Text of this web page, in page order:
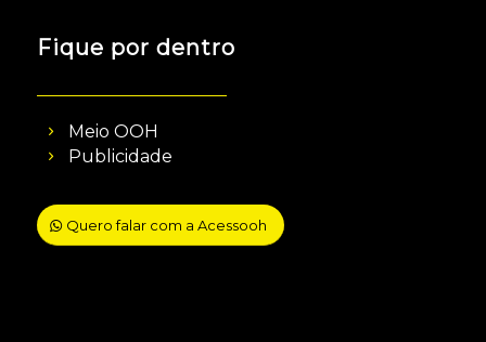
Fique por dentro
Meio OOH
Publicidade
Quero falar com a Acessooh